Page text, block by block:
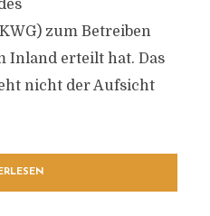
zum Betreiben
Inland erteilt hat. Das
nicht der Aufsicht